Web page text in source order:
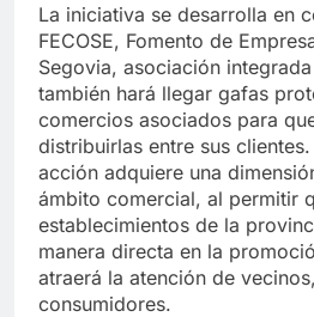
La iniciativa se desarrolla en
FECOSE, Fomento de
Segovia, asociación
también hará llegar gafas
comercios asociados para
distribuirlas entre sus
acción adquiere una
ámbito comercial, al permitir
establecimientos de la
manera directa en la
atraerá la atención de
consumidores.